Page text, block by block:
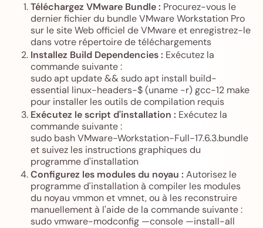
Téléchargez VMware Bundle : Procurez-vous le
dernier fichier du bundle VMware Workstation Pro
sur le site Web officiel de VMware et enregistrez-le
dans votre répertoire de téléchargements
Installez Build Dependencies : Exécutez la
commande suivante :
sudo apt update && sudo apt install build-
essential linux-headers-$ (uname -r) gcc-12 make
pour installer les outils de compilation requis
Exécutez le script d'installation : Exécutez la
commande suivante :
sudo bash VMware-Workstation-Full-17.6.3.bundle
et suivez les instructions graphiques du
programme d'installation
Configurez les modules du noyau : Autorisez le
programme d'installation à compiler les modules
du noyau vmmon et vmnet, ou à les reconstruire
manuellement à l'aide de la commande suivante :
sudo vmware-modconfig —console —install-all